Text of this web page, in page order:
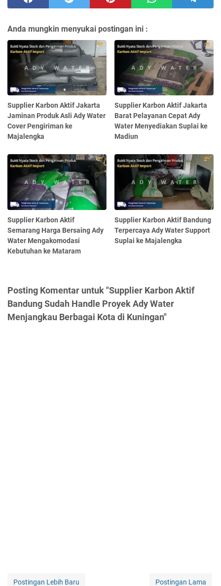
Anda mungkin menyukai postingan ini :
Supplier Karbon Aktif Jakarta
Jaminan Produk Asli Ady Water
Cover Pengiriman ke
Majalengka
Supplier Karbon Aktif Jakarta
Barat Pelayanan Cepat Ady
Water Menyediakan Suplai ke
Madiun
Supplier Karbon Aktif
Semarang Harga Bersaing Ady
Water Mengakomodasi
Kebutuhan ke Mataram
Supplier Karbon Aktif Bandung
Terpercaya Ady Water Support
Suplai ke Majalengka
Posting Komentar untuk "Supplier Karbon Aktif
Bandung Sudah Handle Proyek Ady Water
Menjangkau Berbagai Kota di Kuningan"
Postingan Lebih Baru Postingan Lama